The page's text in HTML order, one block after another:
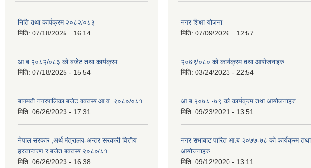
निति तथा कार्यक्रम २०८२/०८३
मिति: 07/18/2025 - 16:14
आ.ब.२०८२/०८३ को बजेट तथा कार्यक्रम
मिति: 07/18/2025 - 15:54
बागमती नगरपालिका बजेट बक्तब्य आ.व. २०८०/०८१
मिति: 06/26/2023 - 17:31
नेपाल सरकार ,अर्थ मंत्रालय-अन्तर सरकारी वित्तीय
हस्तान्तरण र बजेत बक्तब्य २०८०/८१
मिति: 06/26/2023 - 16:38
नगर शिक्षा योजना
मिति: 07/09/2026 - 12:57
२०७९/०८० को कार्यक्रम तथा आयोजनाहरु
मिति: 03/24/2023 - 22:54
आ.ब २०७८ -७९ को कार्यक्रम तथा आयोजनाहरु
मिति: 09/23/2021 - 13:51
नगर सभाबाट पारित आ.ब २०७७-७८ को कार्यक्रम तथा
आयोजनाहरु
मिति: 09/12/2020 - 13:11